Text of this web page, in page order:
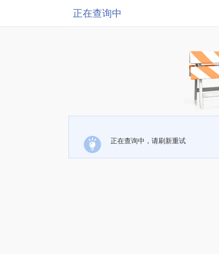
正在查询中
正在查询中，请刷新重试